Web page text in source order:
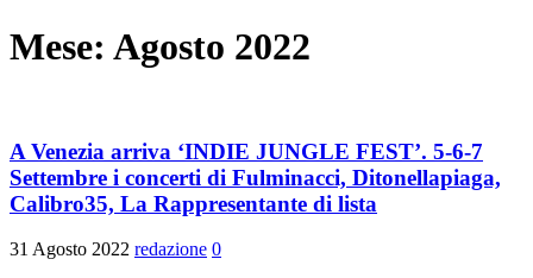
Mese: Agosto 2022
A Venezia arriva ‘INDIE JUNGLE FEST’. 5-6-7
Settembre i concerti di Fulminacci, Ditonellapiaga,
Calibro35, La Rappresentante di lista
31 Agosto 2022 redazione 0